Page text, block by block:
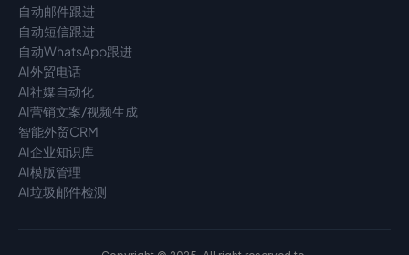
自动邮件跟进
自动短信跟进
自动WhatsApp跟进
AI外贸电话
AI社媒自动化
AI营销文案/视频生成
智能外贸CRM
AI企业知识库
AI模版管理
AI垃圾邮件检测